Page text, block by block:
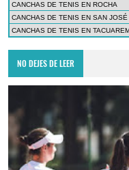
CANCHAS DE TENIS EN ROCHA
CANCHAS DE TENIS EN SAN JOSÉ
CANCHAS DE TENIS EN
NO DEJES DE LEER